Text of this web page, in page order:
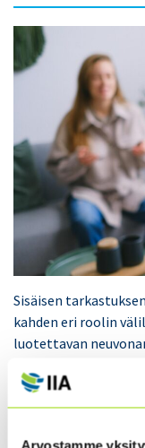
Sisäisen
kahden eri roolin
luotettavan
tarkastajien
riskienhallinnan ja